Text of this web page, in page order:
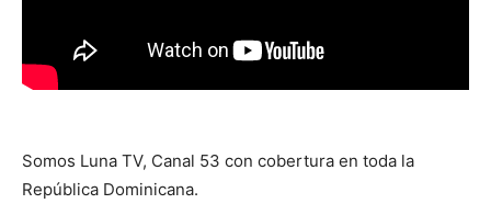
Somos Luna TV, Canal 53 con cobertura en toda la
República Dominicana.